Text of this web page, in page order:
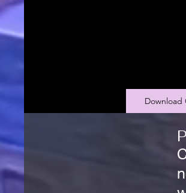
Download